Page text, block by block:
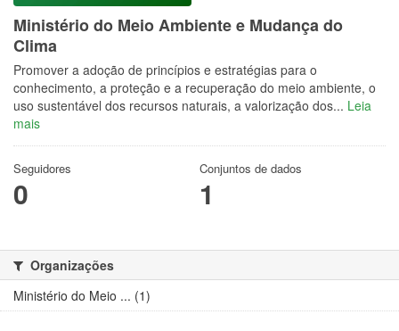
Ministério do Meio Ambiente e Mudança do
Clima
Promover a adoção de princípios e estratégias para o
conhecimento, a proteção e a recuperação do meio ambiente, o
uso sustentável dos recursos naturais, a valorização dos... Leia
mais
Seguidores
0
Conjuntos de dados
1
Organizações
Ministério do Meio ... (1)